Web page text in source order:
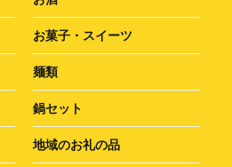
お菓子・スイーツ
麺類
鍋セット
地域のお礼の品